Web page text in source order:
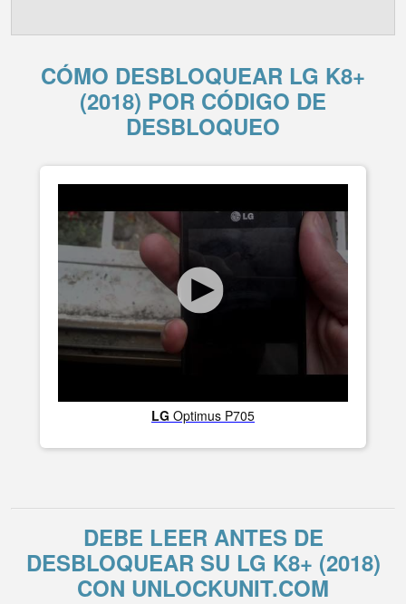
CÓMO DESBLOQUEAR LG K8+
(2018) POR CÓDIGO DE
DESBLOQUEO
LG Optimus P705
DEBE LEER ANTES DE
DESBLOQUEAR SU LG K8+ (2018)
CON UNLOCKUNIT.COM